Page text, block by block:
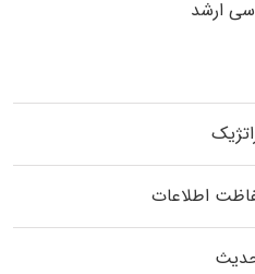
ارشد
اطلاعات